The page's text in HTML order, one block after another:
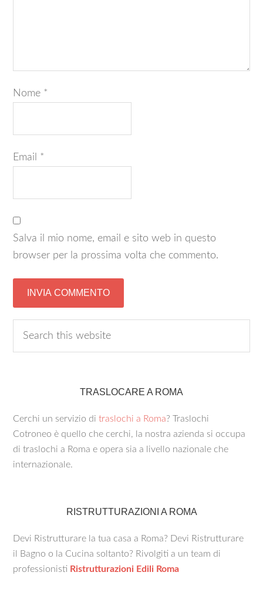
Nome *
Email *
Salva il mio nome, email e sito web in questo
browser per la prossima volta che commento.
TRASLOCARE A ROMA
Cerchi un servizio ditraslochi a Roma? Traslochi
Cotroneo è quello che cerchi, la nostra azienda si occupa
di traslochi a Roma e opera sia a livello nazionale che
internazionale.
RISTRUTTURAZIONI A ROMA
Devi Ristrutturare la tua casa a Roma? Devi Ristrutturare
il Bagno o la Cucina soltanto? Rivolgiti a un team di
professionisti Ristrutturazioni Edili Roma